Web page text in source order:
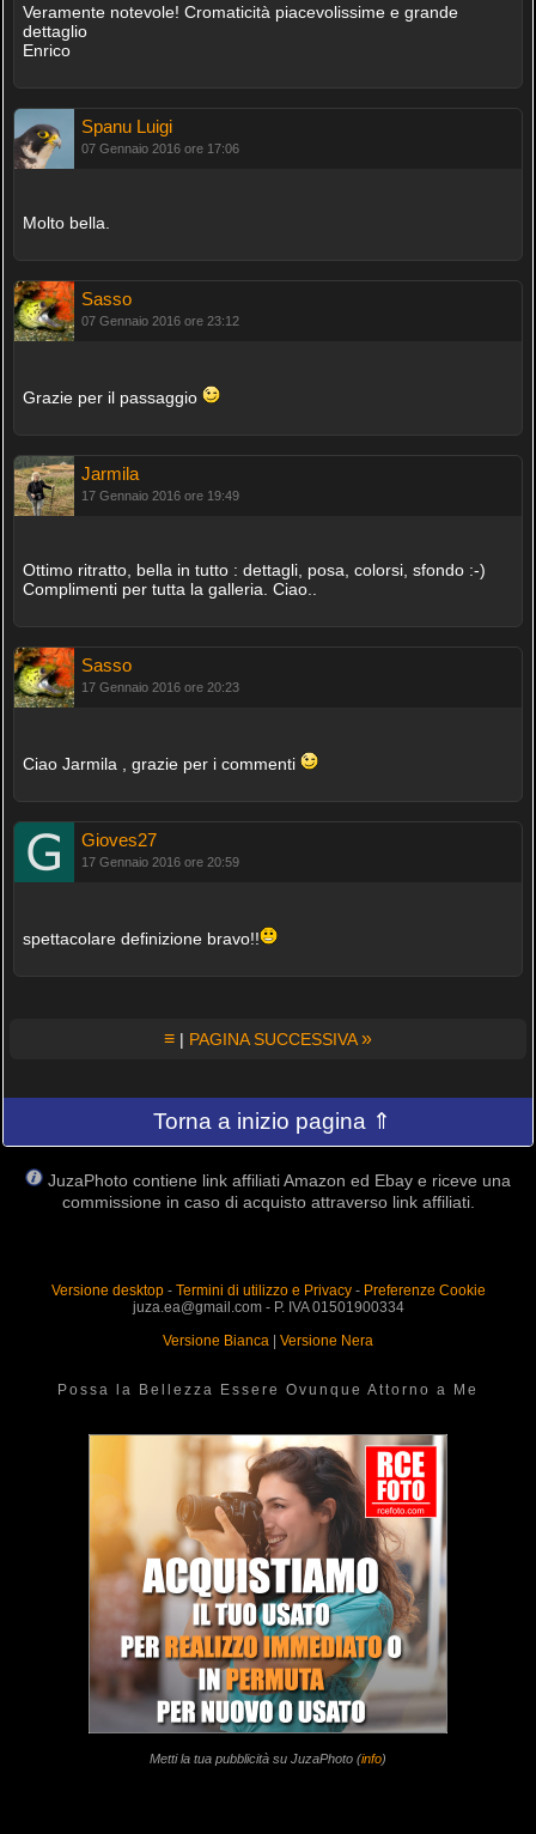
Veramente notevole! Cromaticità piacevolissime e grande
dettaglio
Enrico
Spanu Luigi
07 Gennaio 2016 ore 17:06
Molto bella.
Sasso
07 Gennaio 2016 ore 23:12
Grazie per il passaggio
Jarmila
17 Gennaio 2016 ore 19:49
Ottimo ritratto, bella in tutto : dettagli, posa, colorsi, sfondo :-)
Complimenti per tutta la galleria. Ciao..
Sasso
17 Gennaio 2016 ore 20:23
Ciao Jarmila , grazie per i commenti
Gioves27
17 Gennaio 2016 ore 20:59
spettacolare definizione bravo!!
≡ | PAGINA SUCCESSIVA»
Torna a inizio pagina ⇑
JuzaPhoto contiene link affiliati Amazon ed Ebay e riceve una
commissione in caso di acquisto attraverso link affiliati.
Versione desktop- Termini di utilizzo e Privacy- Preferenze Cookie
juza.ea@gmail.com - P. IVA 01501900334
Versione Bianca | Versione Nera
Possa la Bellezza Essere Ovunque Attorno a Me
Metti la tua pubblicità su JuzaPhoto (info)